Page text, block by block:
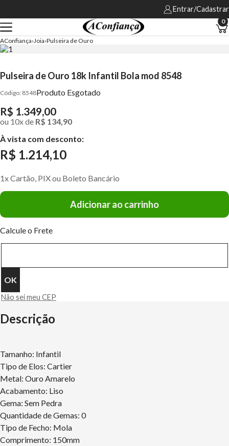
Entrar/Cadastrar
0
AConfiança Joia Pulseira de Ouro
Pulseira de Ouro 18k Infantil Bola mod 8548
8548Produto Esgotado
R$ 1.349,00
ou 10xde R$ 134,90
À vista com desconto:
R$ 1.214,10
1x Cartão, PIX ou Boleto Bancário
Adicionar ao carrinho
Calcule o Frete
Não sei meu CEP
Descrição
Tamanho: Infantil
Tipo de Elos: Cartier
Metal: Ouro Amarelo
Acabamento: Liso
Gema: Sem Pedra
Quantidade de Gemas: 0
Tipo de Fecho: Mola
Comprimento: 150mm